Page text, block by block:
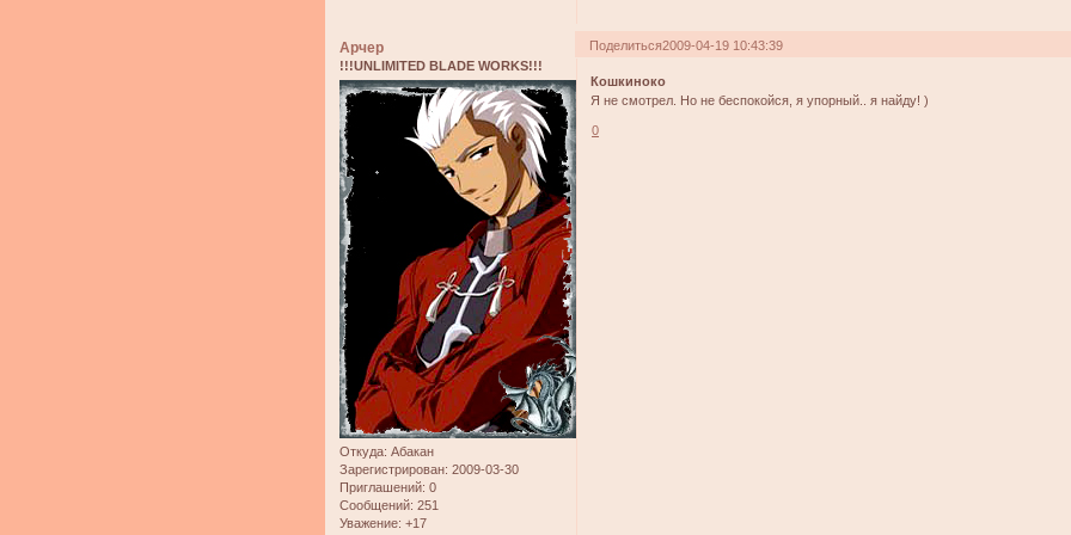
Поделиться2009-04-19 10:43:39
Арчер
!!!UNLIMITED BLADE WORKS!!!
Откуда: Абакан
Зарегистрирован: 2009-03-30
Приглашений: 0
Сообщений: 251
Уважение: +17
Кошкиноко
Я не смотрел. Но не беспокойся, я упорный.. я найду! )
0